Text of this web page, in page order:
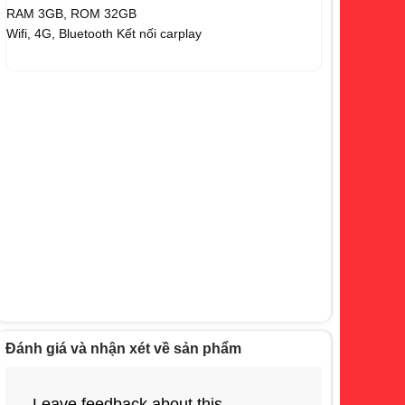
RAM 3GB, ROM 32GB
Wifi, 4G, Bluetooth Kết nối carplay
Đánh giá và nhận xét về sản phẩm